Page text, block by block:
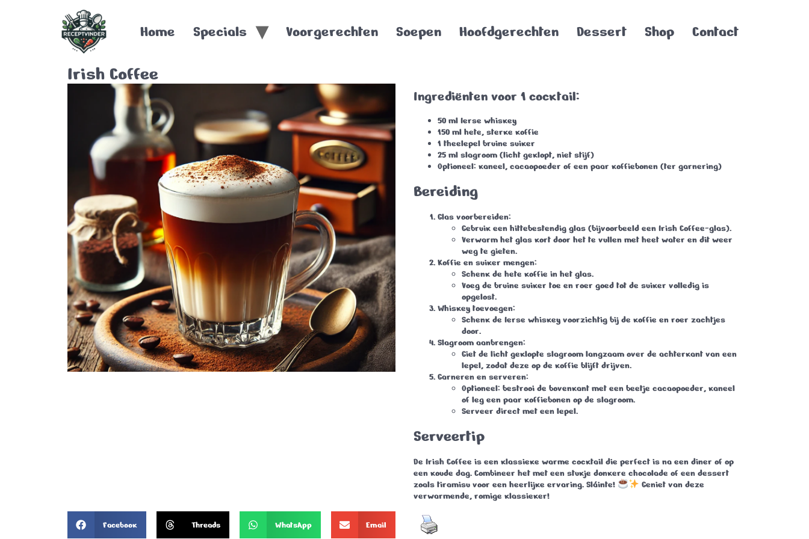
Home Specials Voorgerechten Soepen Hoofdgerechten Dessert Shop Contact
Irish Coffee
Ingrediënten voor 1 cocktail:
50 ml Ierse whiskey
150 ml hete, sterke koffie
1 theelepel bruine suiker
25 ml slagroom (licht geklopt, niet stijf)
Optioneel: kaneel, cacaopoeder of een paar koffiebonen (ter garnering)
Bereiding
Glas voorbereiden:
Gebruik een hittebestendig glas (bijvoorbeeld een Irish Coffee-glas).
Verwarm het glas kort door het te vullen met heet water en dit weer
weg te gieten.
Koffie en suiker mengen:
Schenk de hete koffie in het glas.
Voeg de bruine suiker toe en roer goed tot de suiker volledig is
opgelost.
Whiskey toevoegen:
Schenk de Ierse whiskey voorzichtig bij de koffie en roer zachtjes
door.
Slagroom aanbrengen:
Giet de licht geklopte slagroom langzaam over de achterkant van een
lepel, zodat deze op de koffie blijft drijven.
Garneren en serveren:
Optioneel: bestrooi de bovenkant met een beetje cacaopoeder, kaneel
of leg een paar koffiebonen op de slagroom.
Serveer direct met een lepel.
Serveertip
De Irish Coffee is een klassieke warme cocktail die perfect is na een diner of op
een koude dag. Combineer het met een stukje donkere chocolade of een dessert
zoals tiramisu voor een heerlijke ervaring. Sláinte!
Geniet van deze
verwarmende, romige klassieker!
Facebook Threads WhatsApp Email